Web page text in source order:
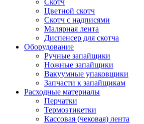
Цветной скотч
Скотч с надписями
Малярная лента
Диспенсер для скотча
Оборудование
Ручные запайщики
Ножные запайщики
Вакуумные упаковщики
Запчасти к запайщикам
Расходные материалы
Перчатки
Термоэтикетки
Кассовая (чековая) лента